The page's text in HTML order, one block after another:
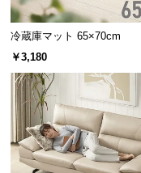
冷蔵庫マット 65×70cm
￥3,180